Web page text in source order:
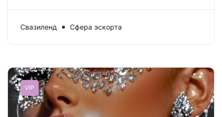
Свазиленд Сфера эскорта
VIP